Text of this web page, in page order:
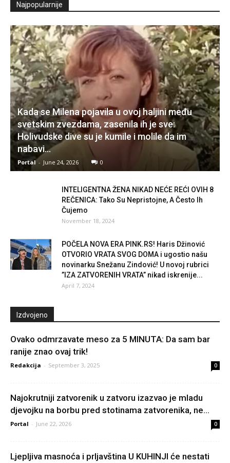
Najpopularnije
Kada se Milena pojavila u ovoj haljini među
svetskim zvezdama, zasenila ih je sve:
Holivudske dive su je kumile i molile da im
nabavi...
Portal - June 24, 2026 0
INTELIGENTNA ŽENA NIKAD NEĆE REĆI OVIH 8
REČENICA: Tako Su Nepristojne, A Često Ih
Čujemo
November 18, 2024
POČELA NOVA ERA PINK.RS! Haris Džinović
OTVORIO VRATA SVOG DOMA i ugostio našu
novinarku Snežanu Zindović! U novoj rubrici
”IZA ZATVORENIH VRATA” nikad iskrenije...
April 7, 2024
Izdvojeno
Ovako odmrzavate meso za 5 MINUTA: Da sam bar
ranije znao ovaj trik!
Redakcija - September 3, 2025 0
Najokrutniji zatvorenik u zatvoru izazvao je mladu
djevojku na borbu pred stotinama zatvorenika, ne...
Portal - June 22, 2026 0
Ljepljiva masnoća i prljavština U KUHINJI će nestati